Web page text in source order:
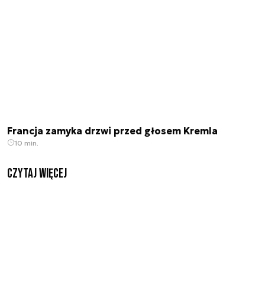
Francja zamyka drzwi przed głosem Kremla
10 min.
czytaj więcej